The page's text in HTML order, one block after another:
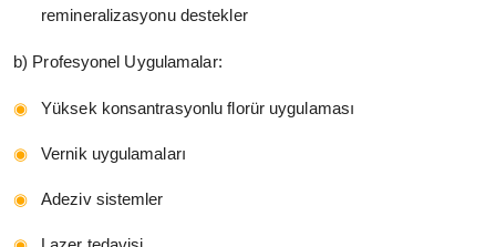
remineralizasyonu destekler
b) Profesyonel Uygulamalar:
Yüksek konsantrasyonlu florür uygulaması
Vernik uygulamaları
Adeziv sistemler